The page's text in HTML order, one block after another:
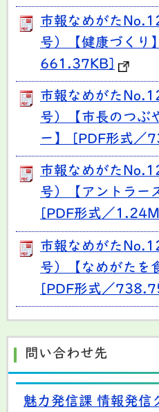
市報なめがた
号）【健康づくり
661.37KB]
市報なめがた
号）【市長のつぶ
ー】 [PDF形式／
市報なめがた
号）【アントラー
[PDF形式／
市報なめがた
号）【なめがたを
[PDF形式／
問い合わせ先
魅力発信課 情報発信